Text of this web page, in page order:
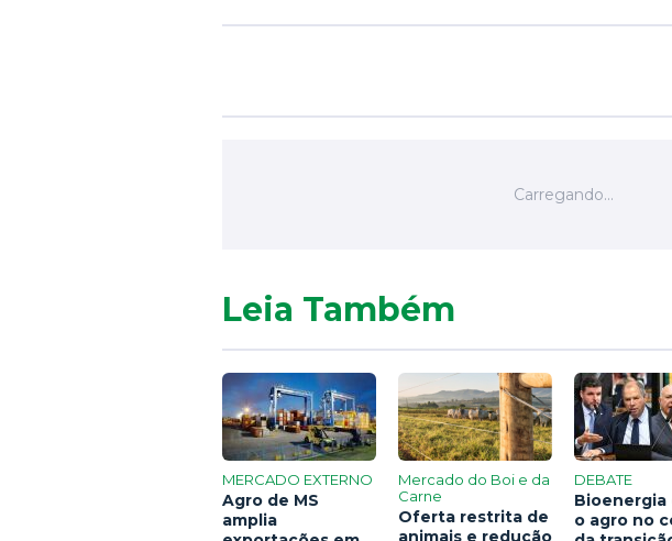
Leia Também
MERCADO EXTERNO
Agro de MS
amplia
Mercado do Boi e da
Carne
Oferta restrita de
animais e redução
DEBATE
Bioenergia
o agro no